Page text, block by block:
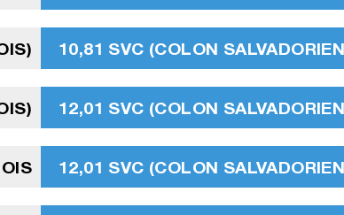
10,81 SVC (COLON
12,01 SVC (COLON
12,01 SVC (COLON